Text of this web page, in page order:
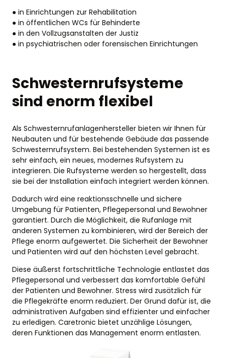
● in Einrichtungen zur Rehabilitation
● in öffentlichen WCs für Behinderte
● in den Vollzugsanstalten der Justiz
● in psychiatrischen oder forensischen Einrichtungen
Schwesternrufsysteme
sind enorm flexibel
Als Schwesternrufanlagenhersteller bieten wir Ihnen für
Neubauten und für bestehende Gebäude das passende
Schwesternrufsystem. Bei bestehenden Systemen ist es
sehr einfach, ein neues, modernes Rufsystem zu
integrieren. Die Rufsysteme werden so hergestellt, dass
sie bei der Installation einfach integriert werden können.
Dadurch wird eine reaktionsschnelle und sichere
Umgebung für Patienten, Pflegepersonal und Bewohner
garantiert. Durch die Möglichkeit, die Rufanlage mit
anderen Systemen zu kombinieren, wird der Bereich der
Pflege enorm aufgewertet. Die Sicherheit der Bewohner
und Patienten wird auf den höchsten Level gebracht.
Diese äußerst fortschrittliche Technologie entlastet das
Pflegepersonal und verbessert das komfortable Gefühl
der Patienten und Bewohner. Stress wird zusätzlich für
die Pflegekräfte enorm reduziert. Der Grund dafür ist, die
administrativen Aufgaben sind effizienter und einfacher
zu erledigen. Caretronic bietet unzählige Lösungen,
deren Funktionen das Management enorm entlasten.